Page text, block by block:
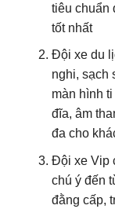
tiêu chuẩn
tốt nhất
Đội xe du
nghi, sạch
màn hình
đĩa, âm
đa cho
Đội xe Vip
chú ý đến
đằng cấp,